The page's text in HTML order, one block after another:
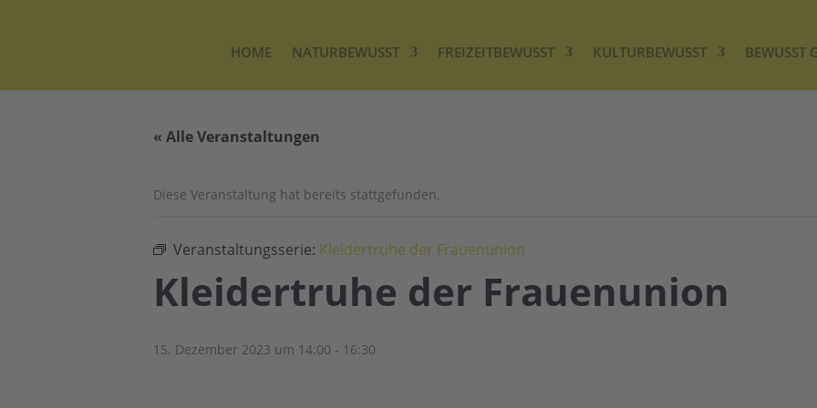
HOME NATURBEWUSST FREIZEITBEWUSST KULTURBEWUSST BEWUSST
« Alle Veranstaltungen
Diese Veranstaltung hat bereits stattgefunden.
Veranstaltungsserie: Kleidertruhe der Frauenunion
Kleidertruhe der Frauenunion
15. Dezember 2023 um 14:00 - 16:30